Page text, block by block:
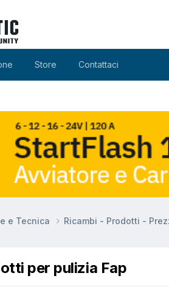
Store Contattaci
e Tecnica Ricambi - Prodotti -
per pulizia Fap